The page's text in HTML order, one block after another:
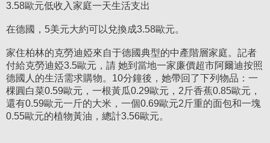
3.58歐元低收入家庭一天生活支出
在德國，5美元大約可以兌換成3.58歐元。
家住柏林的克勞迪婭來自于德國典型的中產階層家庭。記者
付給克勞迪婭3.5歐元，請 她到當地一家廉價超市阿爾迪按照
德國人的生活需求購物。10分鐘後，她帶回了下列物品：一
棵圓白菜0.59歐元，一根黃瓜0.29歐元，2斤香蕉0.85歐元，
還有0.59歐元一斤的大米，一個0.69歐元2斤重的面包和一塊
0.55歐元的植物黃油，總計3.56歐元。